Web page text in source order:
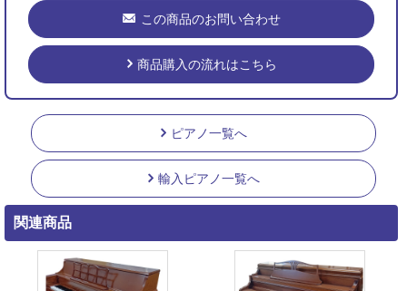
この商品のお問い合わせ
商品購入の流れはこちら
ピアノ一覧へ
輸入ピアノ一覧へ
関連商品